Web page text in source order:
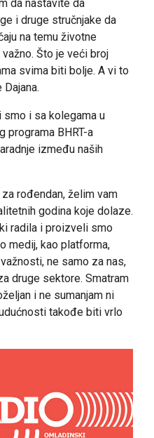
da nastavite da
i druge stručnjake da
na temu životne
Što je veći broj
svima biti bolje. A vi to
smo i sa kolegama u
programa BHRT-a
između naših
rođendan, želim vam
godina koje dolaze.
radila i proizveli smo
medij, kao platforma,
ne samo za nas,
druge sektore. Smatram
i ne sumanjam ni
takođe biti vrlo